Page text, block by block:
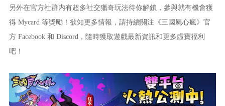
另外在官方社群内有超多社交獵奇玩法待你解鎖，參與就有機會獲
得 Mycard 等獎勵！欲知更多情報，請持續關注《三國屍心瘋》官
方 Facebook 和 Discord，隨時獲取遊戲最新資訊和更多虛寶福利
吧！